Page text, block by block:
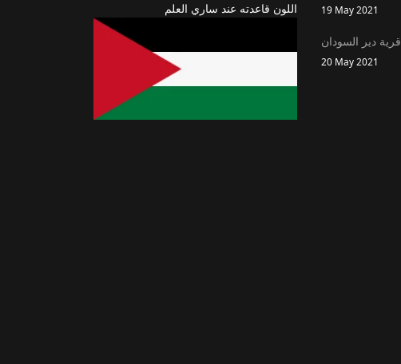
اللون قاعدته عند ساري العلم
19 May 2021
قرية دير السودان
20 May 2021